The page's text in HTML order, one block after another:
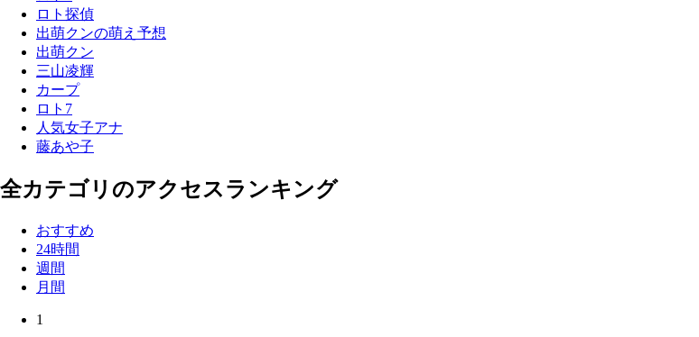
ロト探偵
出萌クンの萌え予想
出萌クン
三山凌輝
カープ
ロト7
人気女子アナ
藤あや子
全カテゴリのアクセスランキング
おすすめ
24時間
週間
月間
1